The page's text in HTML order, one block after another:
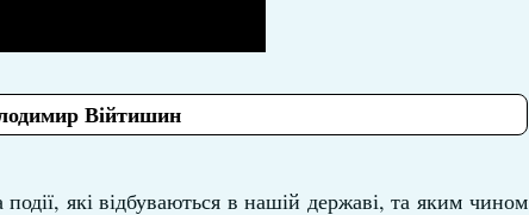
Війтишин
які відбуваються в нашій державі, та яким чином